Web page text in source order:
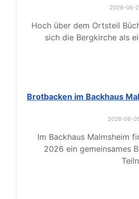
2026-06-
Hoch über dem Ortsteil
sich die Bergkirche als
Brotbacken im Backhaus
2026-06-
Im Backhaus Malmsheim
2026 ein gemeinsames